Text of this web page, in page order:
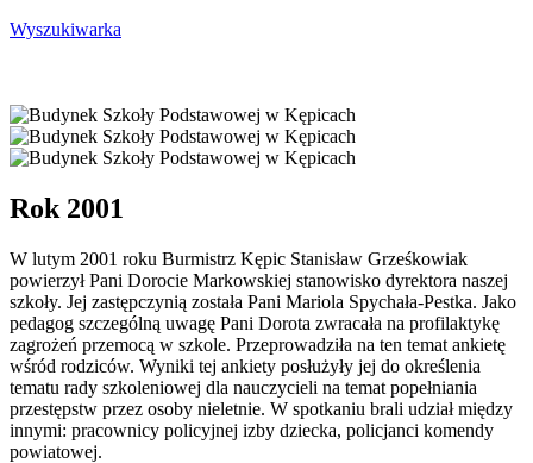
Wyszukiwarka
Rok 2001
W lutym 2001 roku Burmistrz Kępic Stanisław Grześkowiak
powierzył Pani Dorocie Markowskiej stanowisko dyrektora naszej
szkoły. Jej zastępczynią została Pani Mariola Spychała-Pestka. Jako
pedagog szczególną uwagę Pani Dorota zwracała na profilaktykę
zagrożeń przemocą w szkole. Przeprowadziła na ten temat ankietę
wśród rodziców. Wyniki tej ankiety posłużyły jej do określenia
tematu rady szkoleniowej dla nauczycieli na temat popełniania
przestępstw przez osoby nieletnie. W spotkaniu brali udział między
innymi: pracownicy policyjnej izby dziecka, policjanci komendy
powiatowej.